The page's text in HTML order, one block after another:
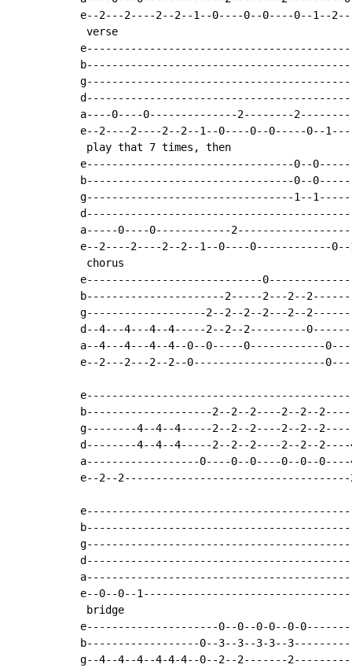
e--2---2----2--2--1--0----0--0----0--1--
verse
a----0----0--------------2--------
e--2----2----2--2--1--0----0--0-----0--
play that 7 times, then
e---------------------------------0--
b---------------------------------0--
g---------------------------------1--
a-----0----0------------
e--2----2----2--2--1--0----0------------
chorus
e----------------------------
b----------------------2-----2---2--
g-------------------2--2--2--2---2--
d--4---4---4--4-----2--2--2---------
a--4---4---4--4--0--0-----0------------
e--2---2---2--2--0---------------------
b--------------------2--2--2----2--2--
g--------4--4--4-----2--2--2----2--2--
d--------4--4--4-----2--2--2----2--2--
a------------------0----0--0----0--0--
e--2--2------------------------------------
e--0--0--
bridge
e---------------------0--0--0-0--0-
b------------------0--3--3--3-3--
g--4--4--4--4-4-4--0--2--2-------